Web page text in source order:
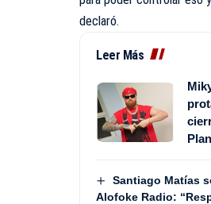
declaró.
Leer Más
Santiago Matías
Alofoke Radio: